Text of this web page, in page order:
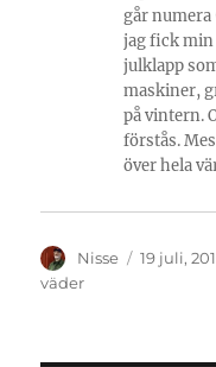
går numera
jag fick min
julklapp
maskiner,
på vintern.
förstås.
över hela
Författare
Nisse 19 juli,
väder